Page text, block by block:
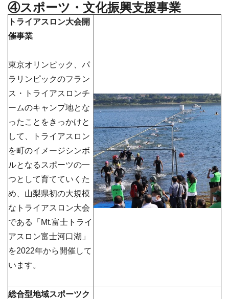
④スポーツ・文化振興支援事業
トライアスロン大会開
催事業
東京オリンピック、パ
ラリンピックのフラン
ス・トライアスロンチ
ームのキャンプ地とな
ったことをきっかけと
して、トライアスロン
を町のイメージシンボ
ルとなるスポーツの一
つとして育てていくた
め、山梨県初の大規模
なトライアスロン大会
である「Mt.富士トライ
アスロン富士河口湖」
を2022年から開催して
います。
総合型地域スポーツク